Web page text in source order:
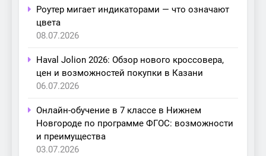
Роутер мигает индикаторами — что означают
цвета
08.07.2026
Haval Jolion 2026: Обзор нового кроссовера,
цен и возможностей покупки в Казани
06.07.2026
Онлайн-обучение в 7 классе в Нижнем
Новгороде по программе ФГОС: возможности
и преимущества
03.07.2026